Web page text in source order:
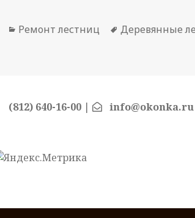
Рубрики
Ремонт лестниц Метки
Деревянные
(812) 640-16-00 | info@okonka.ru